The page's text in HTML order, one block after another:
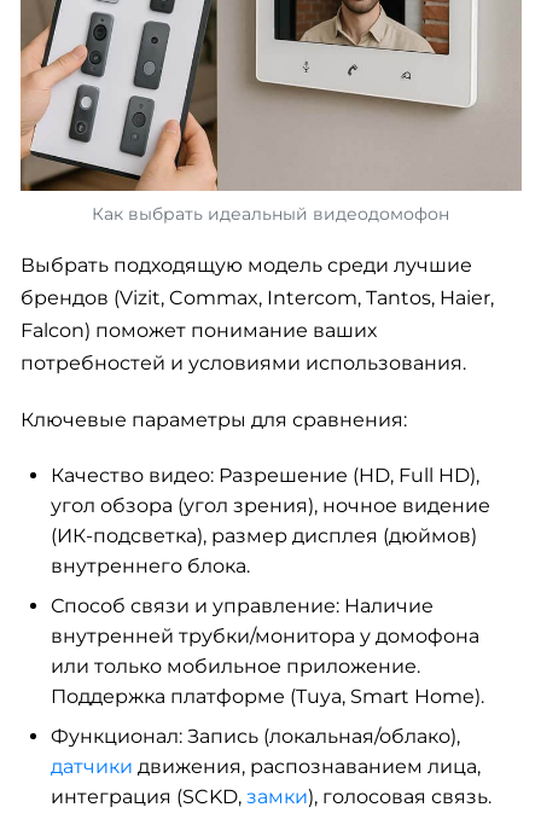
Как выбрать идеальный видеодомофон
Выбрать подходящую модель среди лучшие
брендов (Vizit, Commax, Intercom, Tantos, Haier,
Falcon) поможет понимание ваших
потребностей и условиями использования.
Ключевые параметры для сравнения:
Качество видео: Разрешение (HD, Full HD),
угол обзора (угол зрения), ночное видение
(ИК-подсветка), размер дисплея (дюймов)
внутреннего блока.
Способ связи и управление: Наличие
внутренней трубки/монитора у домофона
или только мобильное приложение.
Поддержка платформе (Tuya, Smart Home).
Функционал: Запись (локальная/облако),
датчики движения, распознаванием лица,
интеграция (SCKD, замки), голосовая связь.